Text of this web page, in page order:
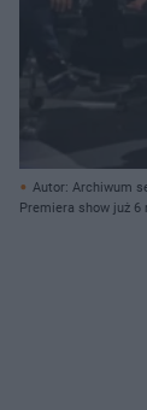
Autor: Archiwum
Premiera show już 6